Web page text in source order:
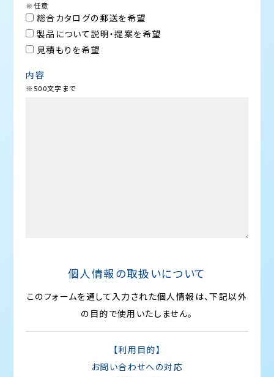
※任意
総合カタログの郵送を希望
製品について説明・提案を希望
見積もりを希望
内容
※500文字まで
個人情報の取扱いについて
このフォームを通して入力された個人情報は、下記以外
の目的で使用いたしません。
【利用目的】
お問い合わせへの対応